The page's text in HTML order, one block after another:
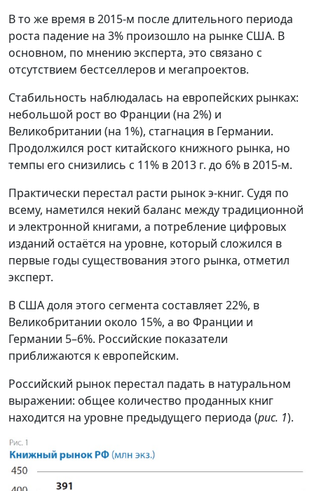
В то же время в 2015-м после длительного периода
роста падение на 3% произошло на рынке США. В
основном, по мнению эксперта, это связано с
отсутствием бестселлеров и мегапроектов.
Стабильность наблюдалась на европейских рынках:
небольшой рост во Франции (на 2%) и
Великобритании (на 1%), стагнация в Германии.
Продолжился рост китайского книжного рынка, но
темпы его снизились с 11% в 2013 г. до 6% в 2015-м.
Практически перестал расти рынок э-книг. Судя по
всему, наметился некий баланс между традиционной
и электронной книгами, а потребление цифровых
изданий остаётся на уровне, который сложился в
первые годы существования этого рынка, отметил
эксперт.
В США доля этого сегмента составляет 22%, в
Великобритании около 15%, а во Франции и
Германии 5–6%. Российские показатели
приближаются к европейским.
Российский рынок перестал падать в натуральном
выражении: общее количество проданных книг
находится на уровне предыдущего периода (рис. 1).